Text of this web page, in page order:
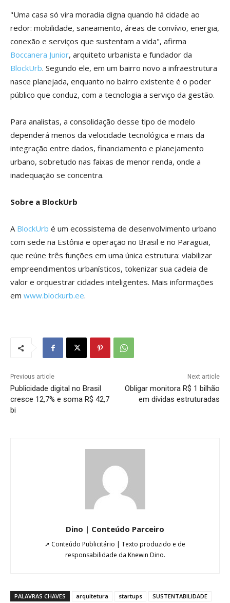
"Uma casa só vira moradia digna quando há cidade ao
redor: mobilidade, saneamento, áreas de convívio, energia,
conexão e serviços que sustentam a vida", afirma
Boccanera Junior, arquiteto urbanista e fundador da
BlockUrb. Segundo ele, em um bairro novo a infraestrutura
nasce planejada, enquanto no bairro existente é o poder
público que conduz, com a tecnologia a serviço da gestão.
Para analistas, a consolidação desse tipo de modelo
dependerá menos da velocidade tecnológica e mais da
integração entre dados, financiamento e planejamento
urbano, sobretudo nas faixas de menor renda, onde a
inadequação se concentra.
Sobre a BlockUrb
A BlockUrb é um ecossistema de desenvolvimento urbano
com sede na Estônia e operação no Brasil e no Paraguai,
que reúne três funções em uma única estrutura: viabilizar
empreendimentos urbanísticos, tokenizar sua cadeia de
valor e orquestrar cidades inteligentes. Mais informações
em www.blockurb.ee.
Previous article
Publicidade digital no Brasil
cresce 12,7% e soma R$ 42,7
bi
Next article
Obligar monitora R$ 1 bilhão
em dívidas estruturadas
Dino | Conteúdo Parceiro
➚ Conteúdo Publicitário | Texto produzido e de
responsabilidade da Knewin Dino.
PALAVRAS CHAVES arquitetura startups
SUSTENTABILIDADE